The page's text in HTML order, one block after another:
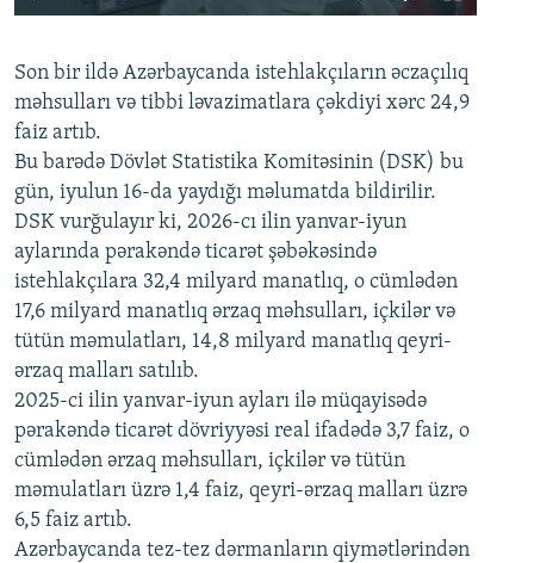
Auto 240p 360p 480p
720p 1080p
360p
480p
720p
1080p
Son bir ildə Azərbaycanda istehlakçıların əczaçılıq
məhsulları və tibbi ləvazimatlara çəkdiyi xərc 24,9
faiz artıb.
Bu barədə Dövlət Statistika Komitəsinin (DSK) bu
gün, iyulun 16-da yaydığı məlumatda bildirilir.
DSK vurğulayır ki, 2026-cı ilin yanvar-iyun
aylarında pərakəndə ticarət şəbəkəsində
istehlakçılara 32,4 milyard manatlıq, o cümlədən
17,6 milyard manatlıq ərzaq məhsulları, içkilər və
tütün məmulatları, 14,8 milyard manatlıq qeyri-
ərzaq malları satılıb.
2025-ci ilin yanvar-iyun ayları ilə müqayisədə
pərakəndə ticarət dövriyyəsi real ifadədə 3,7 faiz, o
cümlədən ərzaq məhsulları, içkilər və tütün
məmulatları üzrə 1,4 faiz, qeyri-ərzaq malları üzrə
6,5 faiz artıb.
Azərbaycanda tez-tez dərmanların qiymətlərindən